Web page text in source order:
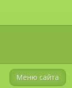
Меню сайта